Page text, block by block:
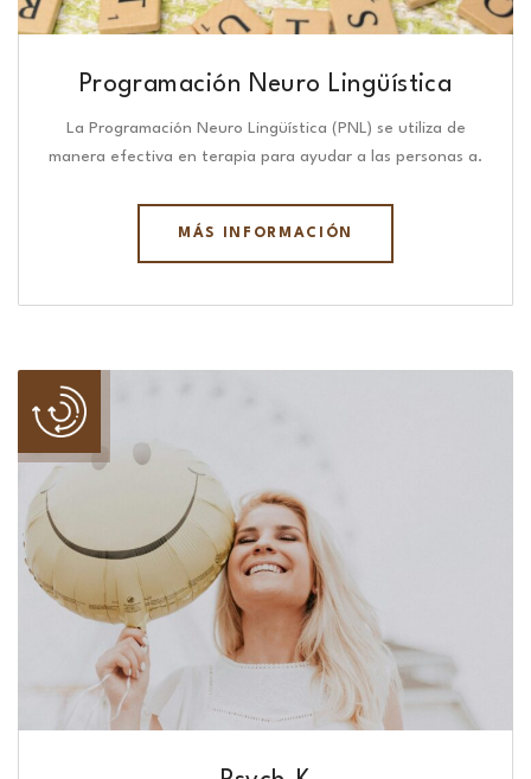
Programación Neuro Lingüística​
La Programación Neuro Lingüística (PNL) se utiliza de
manera efectiva en terapia para ayudar a las personas a.
MÁS INFORMACIÓN